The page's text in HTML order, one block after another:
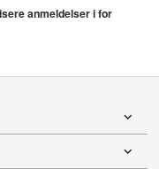
anmeldelser i for